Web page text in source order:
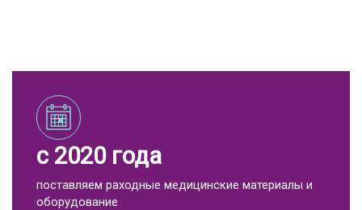
с 2020 года
поставляем раходные медицинские материалы и
оборудование